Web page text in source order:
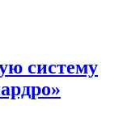
систему